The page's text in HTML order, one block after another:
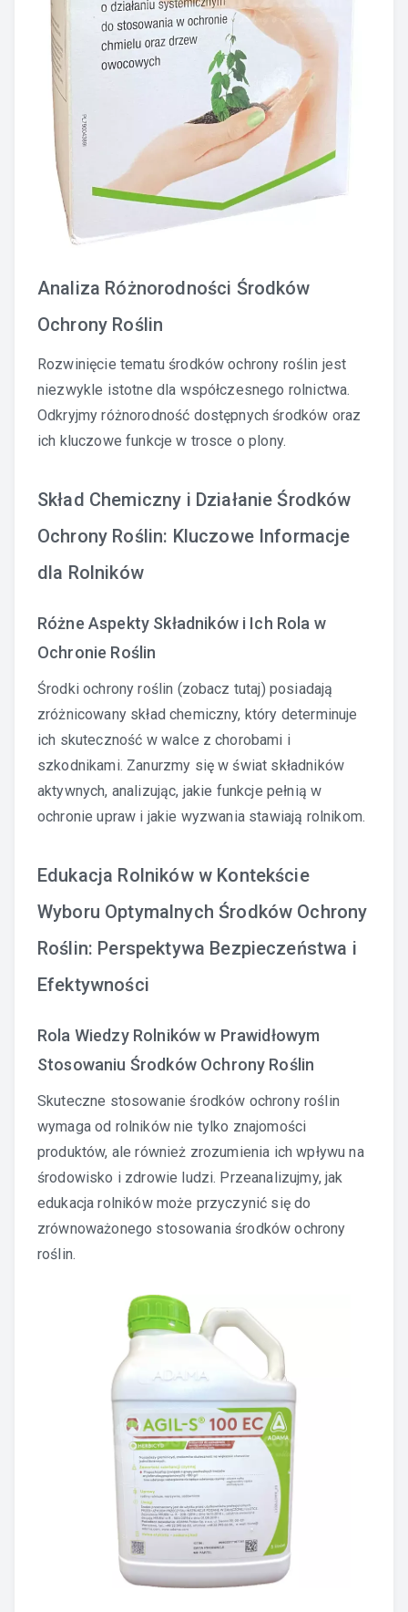
Analiza Różnorodności Środków
Ochrony Roślin
Rozwinięcie tematu środków ochrony roślin jest
niezwykle istotne dla współczesnego rolnictwa.
Odkryjmy różnorodność dostępnych środków oraz
ich kluczowe funkcje w trosce o plony.
Skład Chemiczny i Działanie Środków
Ochrony Roślin: Kluczowe Informacje
dla Rolników
Różne Aspekty Składników i Ich Rola w
Ochronie Roślin
Środki ochrony roślin (zobacz tutaj) posiadają
zróżnicowany skład chemiczny, który determinuje
ich skuteczność w walce z chorobami i
szkodnikami. Zanurzmy się w świat składników
aktywnych, analizując, jakie funkcje pełnią w
ochronie upraw i jakie wyzwania stawiają rolnikom.
Edukacja Rolników w Kontekście
Wyboru Optymalnych Środków Ochrony
Roślin: Perspektywa Bezpieczeństwa i
Efektywności
Rola Wiedzy Rolników w Prawidłowym
Stosowaniu Środków Ochrony Roślin
Skuteczne stosowanie środków ochrony roślin
wymaga od rolników nie tylko znajomości
produktów, ale również zrozumienia ich wpływu na
środowisko i zdrowie ludzi. Przeanalizujmy, jak
edukacja rolników może przyczynić się do
zrównoważonego stosowania środków ochrony
roślin.